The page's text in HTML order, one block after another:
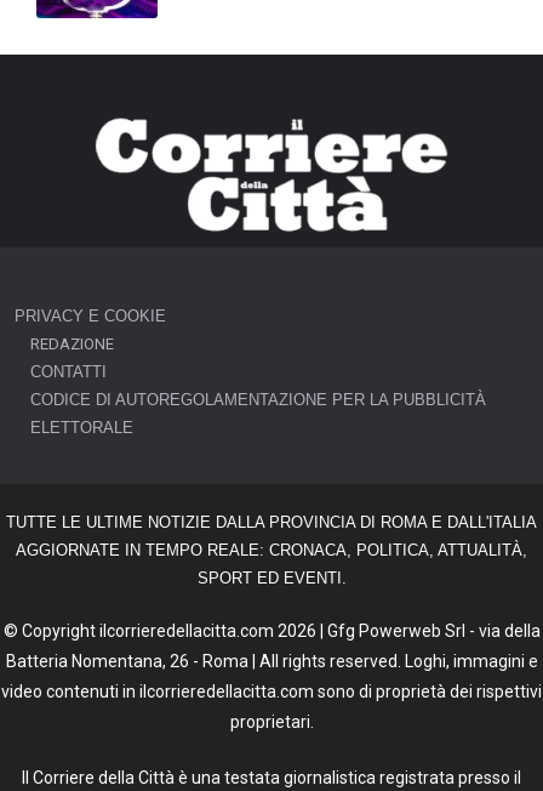
PRIVACY E COOKIE
REDAZIONE
CONTATTI
CODICE DI AUTOREGOLAMENTAZIONE PER LA PUBBLICITÀ
ELETTORALE
TUTTE LE ULTIME NOTIZIE DALLA PROVINCIA DI ROMA E DALL'ITALIA
AGGIORNATE IN TEMPO REALE: CRONACA, POLITICA, ATTUALITÀ,
SPORT ED EVENTI.
© Copyright ilcorrieredellacitta.com 2026 | Gfg Powerweb Srl - via della
Batteria Nomentana, 26 - Roma | All rights reserved. Loghi, immagini e
video contenuti in ilcorrieredellacitta.com sono di proprietà dei rispettivi
proprietari.
Il Corriere della Città è una testata giornalistica registrata presso il